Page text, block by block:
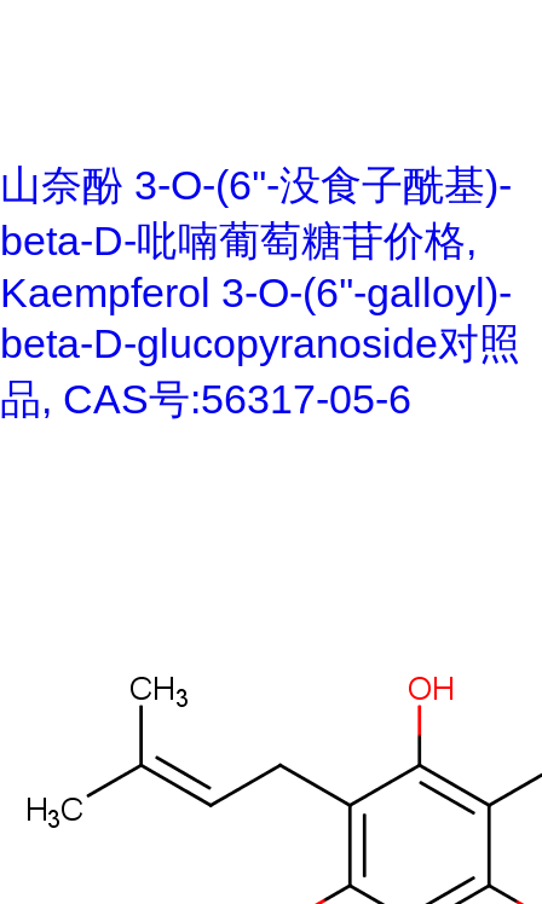
山奈酚 3-O-(6''-没食子酰基)-
beta-D-吡喃葡萄糖苷价格,
Kaempferol 3-O-(6''-galloyl)-
beta-D-glucopyranoside对照
品, CAS号:56317-05-6